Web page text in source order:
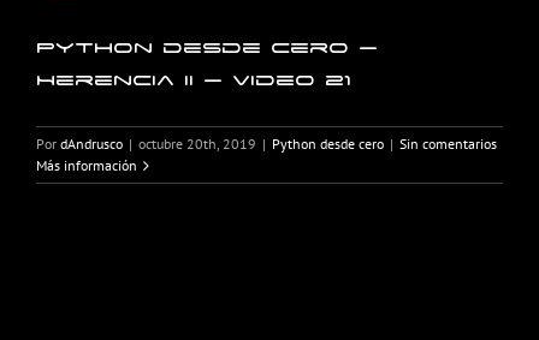
Python desde cero –
Herencia II – Video 21
Por dAndrusco | octubre 20th, 2019 | Python desde cero | Sin comentarios
Más información